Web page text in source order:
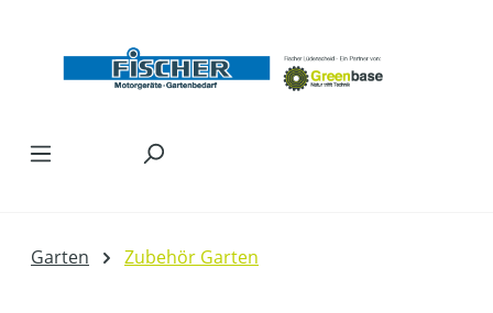
Garten Zubehör Garten